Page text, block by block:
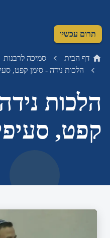
תרום עכשיו
דף הבית סמיכה לרבנות
הלכות נידה - סימן קפט,
הלכות
קפט,